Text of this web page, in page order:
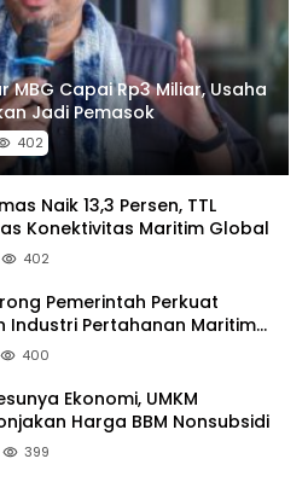
MBG Capai Rp3 Miliar, Usaha
Jadi Pemasok
402
Naik 13,3 Persen, TTL
Konektivitas Maritim Global
402
Pemerintah Perkuat
Industri Pertahanan Maritim
400
Ekonomi, UMKM
Harga BBM Nonsubsidi
399